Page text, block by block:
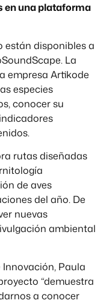
en una plataforma
están disponibles a
La
empresa Artikode
especies
conocer su
rutas diseñadas
de aves
del año. De
nuevas
ambiental
Paula
“demuestra
a conocer